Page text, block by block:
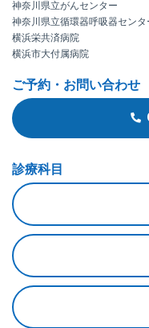
神奈川県立がんセンター
神奈川県立循環器呼吸器センタ
横浜栄共済病院
横浜市大付属病院
ご予約・お問い合わせ
診療科目